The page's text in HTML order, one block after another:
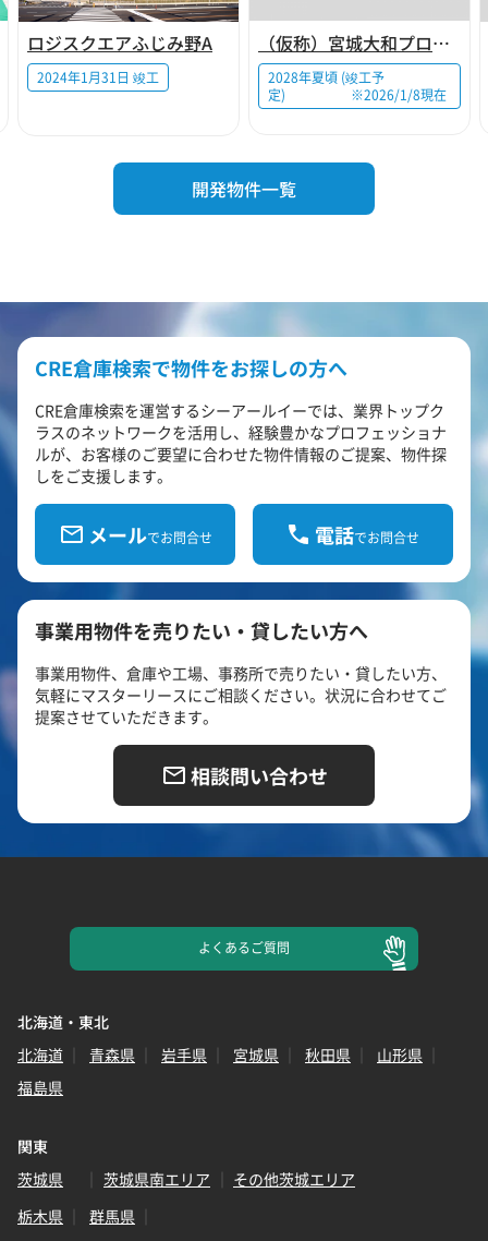
ロジスクエアふじみ野A
2024年1月31日 竣工
（仮称）宮城大和プロジェクト
2028年夏頃 (竣工予
定) ※2026/1/8現在
開発物件一覧
CRE倉庫検索で物件をお探しの方へ
CRE倉庫検索を運営するシーアールイーでは、業界トップク
ラスのネットワークを活用し、経験豊かなプロフェッショナ
ルが、お客様のご要望に合わせた物件情報のご提案、物件探
しをご支援します。
メールでお問合せ 電話でお問合せ
事業用物件を売りたい・貸したい方へ
事業用物件、倉庫や工場、事務所で売りたい・貸したい方、
気軽にマスターリースにご相談ください。状況に合わせてご
提案させていただきます。
相談問い合わせ
よくあるご質問
北海道・東北
北海道
青森県 岩手県 宮城県 秋田県
山形県
福島県
関東
茨城県
茨城県南エリア
その他茨城エリア
栃木県
群馬県